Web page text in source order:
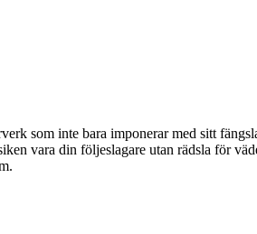
som inte bara imponerar med sitt
vara din följeslagare utan rädsla för